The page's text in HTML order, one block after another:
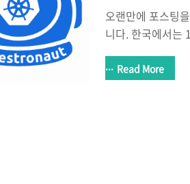
오랜만에 포스팅
니다. 한국에서
community
Read More